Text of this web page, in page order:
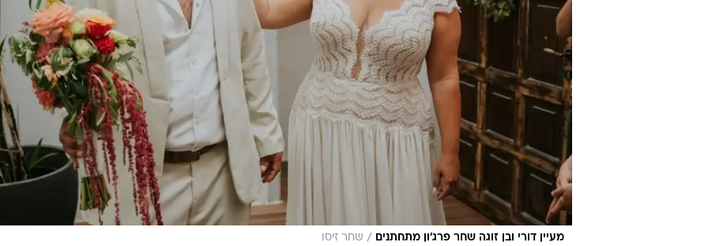
מעיין דורי ובן זוגה שחר פרג'ון מתחתנים / שחר זיסו